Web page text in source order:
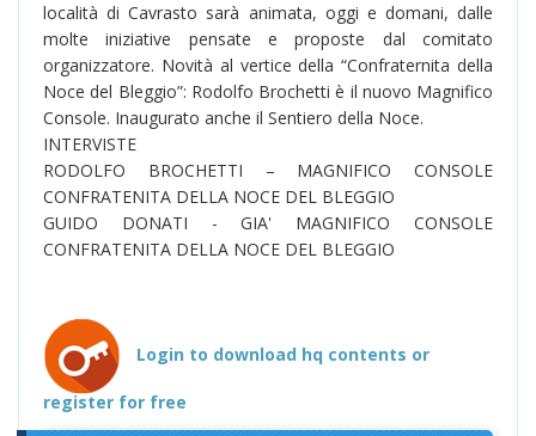
località di Cavrasto sarà animata, oggi e domani, dalle
molte iniziative pensate e proposte dal comitato
organizzatore. Novità al vertice della “Confraternita della
Noce del Bleggio”: Rodolfo Brochetti è il nuovo Magnifico
Console. Inaugurato anche il Sentiero della Noce.
INTERVISTE
RODOLFO BROCHETTI – MAGNIFICO CONSOLE
CONFRATENITA DELLA NOCE DEL BLEGGIO
GUIDO DONATI - GIA' MAGNIFICO CONSOLE
CONFRATENITA DELLA NOCE DEL BLEGGIO
Login to download hq contents or
register for free